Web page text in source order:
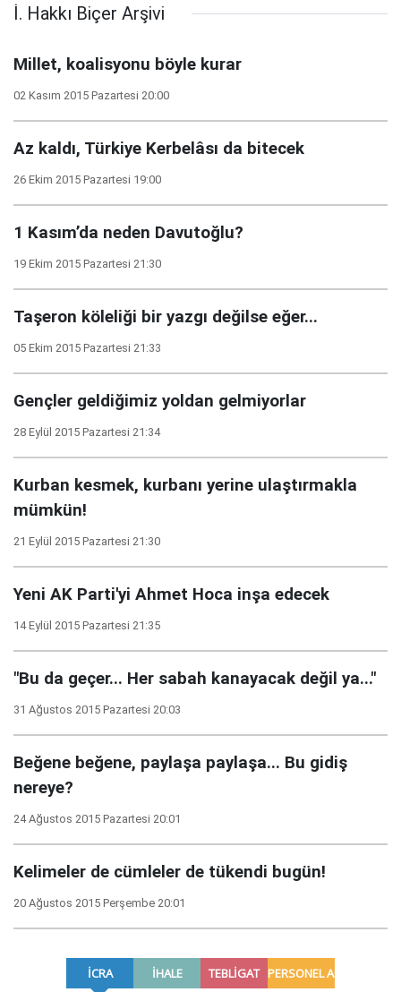
İ. Hakkı Biçer Arşivi
Millet, koalisyonu böyle kurar
02 Kasım 2015 Pazartesi 20:00
Az kaldı, Türkiye Kerbelâsı da bitecek
26 Ekim 2015 Pazartesi 19:00
1 Kasım’da neden Davutoğlu?
19 Ekim 2015 Pazartesi 21:30
Taşeron köleliği bir yazgı değilse eğer...
05 Ekim 2015 Pazartesi 21:33
Gençler geldiğimiz yoldan gelmiyorlar
28 Eylül 2015 Pazartesi 21:34
Kurban kesmek, kurbanı yerine ulaştırmakla
mümkün!
21 Eylül 2015 Pazartesi 21:30
Yeni AK Parti'yi Ahmet Hoca inşa edecek
14 Eylül 2015 Pazartesi 21:35
"Bu da geçer... Her sabah kanayacak değil ya..."
31 Ağustos 2015 Pazartesi 20:03
Beğene beğene, paylaşa paylaşa... Bu gidiş
nereye?
24 Ağustos 2015 Pazartesi 20:01
Kelimeler de cümleler de tükendi bugün!
20 Ağustos 2015 Perşembe 20:01